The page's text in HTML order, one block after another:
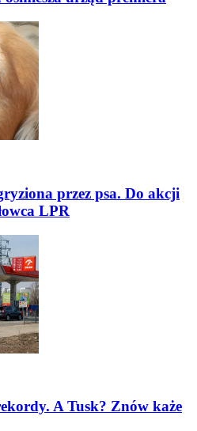
przez psa. Do akcji
LPR
A Tusk? Znów każe